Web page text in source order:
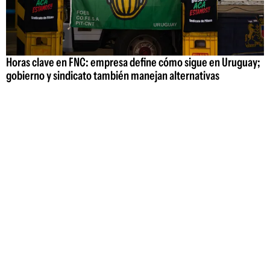
Horas clave en FNC: empresa define cómo sigue en Uruguay;
gobierno y sindicato también manejan alternativas